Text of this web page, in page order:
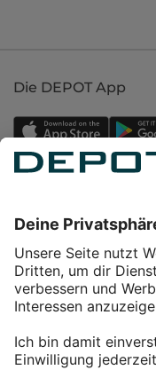
Die DEPOT App
Service
Über DEPOT
Kontakt